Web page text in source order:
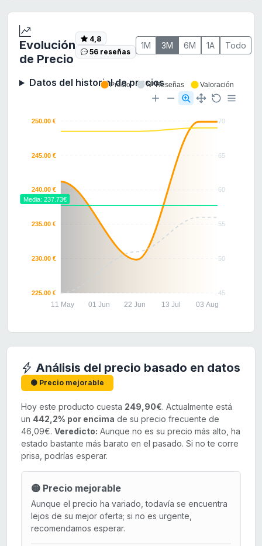
Evolución
de Precio
4,8
56 reseñas
1M 3M 6M 1A Todo
Datos del historial de precios
70
65
60
55
50
45
250.00 €
245.00 €
240.00 €
235.00 €
230.00 €
225.00 €
11 May 01 Jun 22 Jun 13 Jul 03 Aug
Media: 237.73€
Precio Nº Reseñas Valoración
Análisis del precio basado en datos
🟡 Precio mejorable
Hoy este producto cuesta 249,90€. Actualmente está
un 442,2% por encima de su precio frecuente de
46,09€. Veredicto: Aunque no es su precio más alto, ha
estado bastante más barato en el pasado. Si no te corre
prisa, podrías esperar.
🟡 Precio mejorable
Aunque el precio ha variado, todavía se encuentra
lejos de su mejor oferta; si no es urgente,
recomendamos esperar.